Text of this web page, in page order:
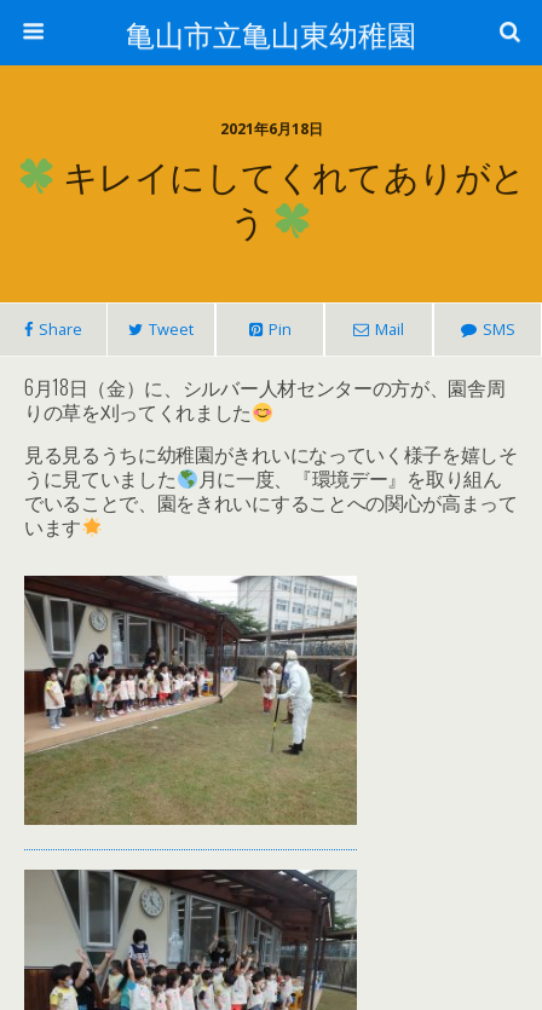
亀山市立亀山東幼稚園
2021年6月18日
キレイにしてくれてありがと
う
Share Tweet Pin Mail SMS
6月18日（金）に、シルバー人材センターの方が、園舎周
りの草を刈ってくれました
見る見るうちに幼稚園がきれいになっていく様子を嬉しそ
うに見ていました
月に一度、『環境デー』を取り組ん
でいることで、園をきれいにすることへの関心が高まって
います